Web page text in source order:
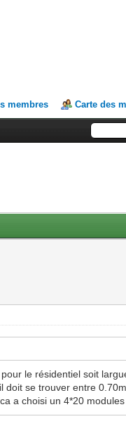
membres Carte des
le résidentiel soit
se trouver entre
a choisi un 4*20 modules